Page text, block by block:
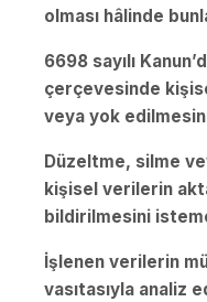
olması hâlinde
6698 sayılı
çerçevesinde
veya yok
Düzeltme, silme
kişisel verilerin
bildirilmesini
İşlenen verilerin
vasıtasıyla analiz